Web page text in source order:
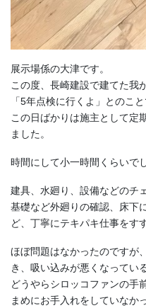
展示場係の大津です。
この度、長崎建設で建てた我
「5年点検に行くよ」とのこ
この日ばかりは施主として定
ました。
時間にして小一時間くらいで
建具、水廻り、設備などのチ
基礎など外廻りの確認、床下
ど、丁寧にテキパキ仕事をす
ほぼ問題はなかったのですが
き、吸い込みが悪くなってい
どうやらシロッコファンの手
まめにお手入れをしていなか